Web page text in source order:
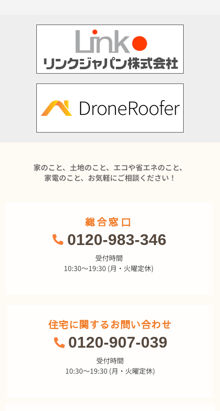
家のこと、土地のこと、エコや省エネのこと、
家電のこと、お気軽にご相談ください！
総合窓口
0120-983-346
受付時間
10:30～19:30 (月・火曜定休)
住宅に関するお問い合わせ
0120-907-039
受付時間
10:30～19:30 (月・火曜定休)